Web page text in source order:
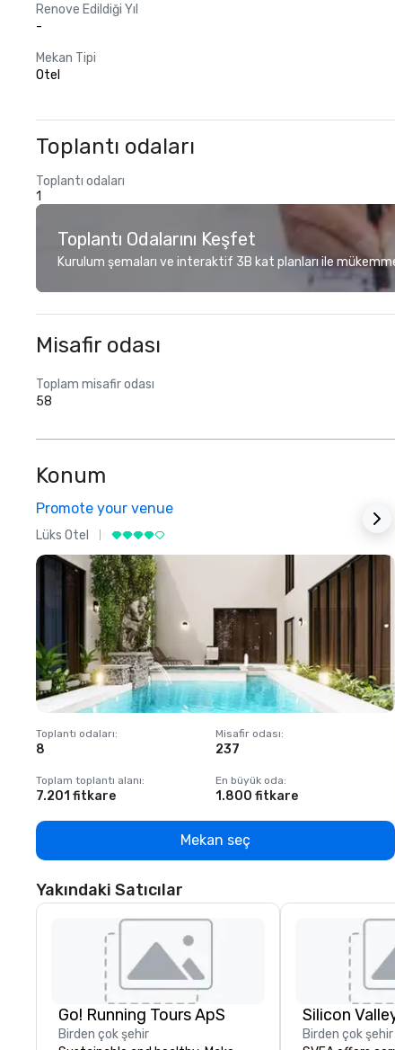
Renove Edildiği Yıl
-
Mekan Tipi
Otel
Toplantı odaları
Toplantı odaları
1
Toplantı Odalarını Keşfet
Kurulum şemaları ve interaktif 3B kat planları ile
Misafir odası
Toplam misafir odası
58
Konum
Promote your venue
Lüks Otel
Toplantı odaları:
8
Misafir odası:
237
Toplam toplantı alanı:
7.201 fitkare
En büyük oda:
1.800 fitkare
Mekan seç
Yakındaki Satıcılar
Go! Running Tours ApS
Birden çok şehir
Birden çok şehir